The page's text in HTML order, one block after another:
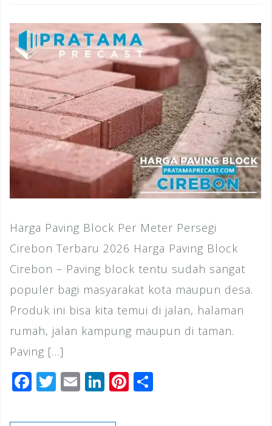
Harga Paving Block Per Meter Persegi
Cirebon Terbaru 2026 Harga Paving Block
Cirebon – Paving block tentu sudah sangat
populer bagi masyarakat kota maupun desa.
Produk ini bisa kita temui di jalan, halaman
rumah, jalan kampung maupun di taman.
Paving […]
F
c
T
tt
E
ai
Li
k
Pi